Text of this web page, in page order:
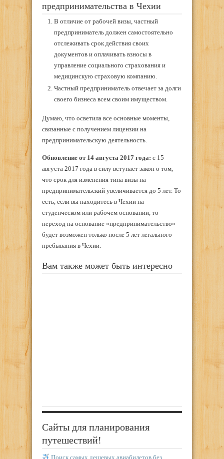
предпринимательства в Чехии
В отличие от рабочей визы, частный
предприниматель должен самостоятельно
отслеживать срок действия своих
документов и оплачивать взносы в
управление социального страхования и
медицинскую страховую компанию.
Частный предприниматель отвечает за долги
своего бизнеса всем своим имуществом.
Думаю, что осветила все основные моменты,
связанные с получением лицензии на
предпринимательскую деятельность.
Обновление от 14 августа 2017 года: с 15
августа 2017 года в силу вступает закон о том,
что срок для изменения типа визы на
предпринимательский увеличивается до 5 лет. То
есть, если вы находитесь в Чехии на
студенческом или рабочем основании, то
переход на основание «предпринимательство»
будет возможен только после 5 лет легального
пребывания в Чехии.
Вам также может быть интересно
Сайты для планирования
путешествий!
Поиск самых дешевых авиабилетов без